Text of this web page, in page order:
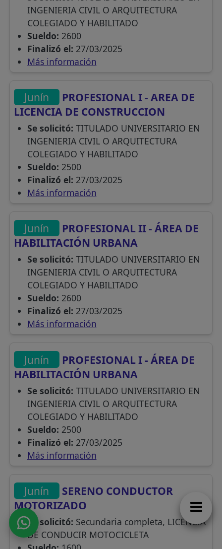
INGENIERIA CIVIL O ARQUITECTURA
COLEGIADO Y HABILITADO
Sueldo: 2600
Finalizó el: 27/03/2025
Más información
Junín
PROFESIONAL I - AREA DE
LICENCIA DE CONSTRUCCION
Se solicitó: TITULADO UNIVERSITARIO EN
INGENIERIA CIVIL O ARQUITECTURA
COLEGIADO Y HABILITADO
Sueldo: 2500
Finalizó el: 27/03/2025
Más información
Junín
PROFESIONAL II - ÁREA DE
HABILITACIÓN URBANA
Se solicitó: TITULADO UNIVERSITARIO EN
INGENIERIA CIVIL O ARQUITECTURA
COLEGIADO Y HABILITADO
Sueldo: 2600
Finalizó el: 27/03/2025
Más información
Junín
PROFESIONAL I - ÁREA DE
HABILITACIÓN URBANA
Se solicitó: TITULADO UNIVERSITARIO EN
INGENIERIA CIVIL O ARQUITECTURA
COLEGIADO Y HABILITADO
Sueldo: 2500
Finalizó el: 27/03/2025
Más información
Junín
SERENO CONDUCTOR
MOTORIZADO
Se solicitó: Secundaria completa, LICENCIA
DE CONDUCIR MOTOCICLETA